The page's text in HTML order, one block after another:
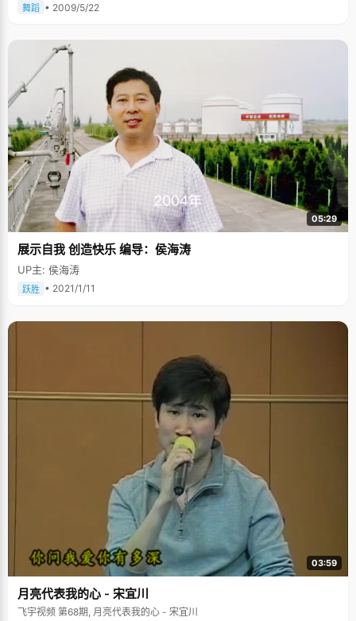
舞蹈 • 2009/5/22
05:29
展示自我 创造快乐 编导：侯海涛
UP主: 侯海涛
跃胜 • 2021/1/11
03:59
月亮代表我的心 - 宋宜川
飞宇视频 第68期, 月亮代表我的心 - 宋宜川